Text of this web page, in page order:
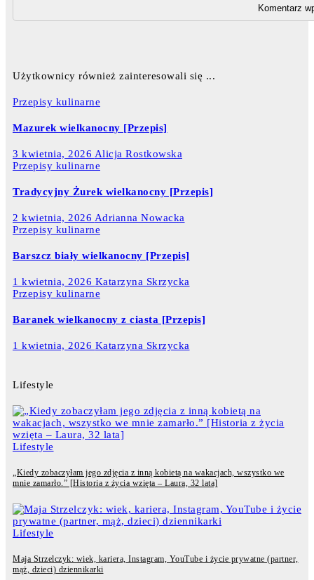
Użytkownicy również zainteresowali się ...
Przepisy kulinarne
Mazurek wielkanocny [Przepis]
3 kwietnia, 2026 Alicja Rostkowska
Przepisy kulinarne
Tradycyjny Żurek wielkanocny [Przepis]
2 kwietnia, 2026 Adrianna Nowacka
Przepisy kulinarne
Barszcz biały wielkanocny [Przepis]
1 kwietnia, 2026 Katarzyna Skrzycka
Przepisy kulinarne
Baranek wielkanocny z ciasta [Przepis]
1 kwietnia, 2026 Katarzyna Skrzycka
Lifestyle
Lifestyle
„Kiedy zobaczyłam jego zdjęcia z inną kobietą na wakacjach, wszystko we
mnie zamarło.” [Historia z życia wzięta – Laura, 32 lata]
Lifestyle
Maja Strzelczyk: wiek, kariera, Instagram, YouTube i życie prywatne (partner,
mąż, dzieci) dziennikarki